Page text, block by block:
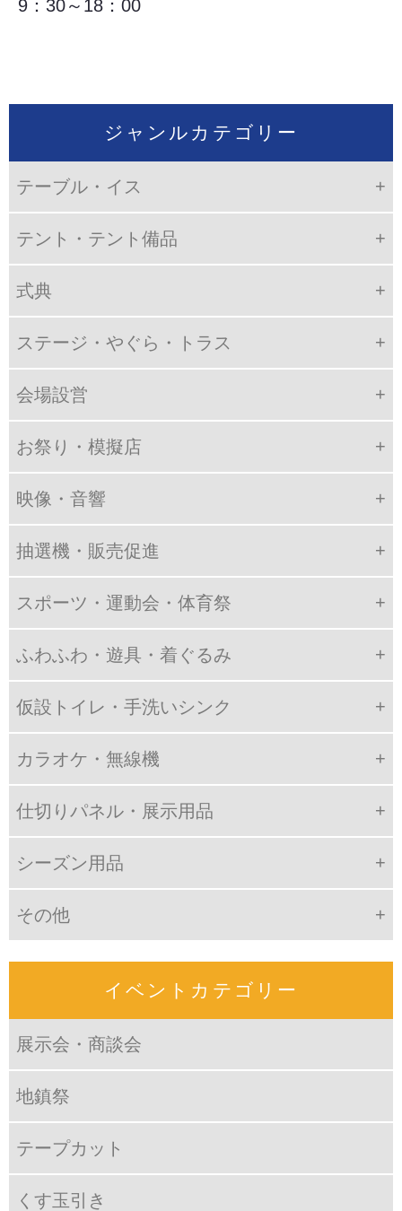
ジャンルカテゴリー
テーブル・イス
テント・テント備品
式典
ステージ・やぐら・トラス
会場設営
お祭り・模擬店
映像・音響
抽選機・販売促進
スポーツ・運動会・体育祭
ふわふわ・遊具・着ぐるみ
仮設トイレ・手洗いシンク
カラオケ・無線機
仕切りパネル・展示用品
シーズン用品
その他
イベントカテゴリー
展示会・商談会
地鎮祭
テープカット
くす玉引き
9：30～18：00